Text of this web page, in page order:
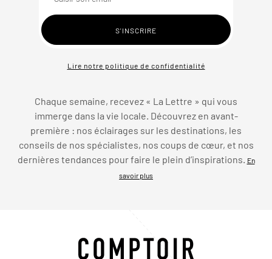
Lire notre politique de confidentialité
Chaque semaine, recevez « La Lettre » qui vous
immerge dans la vie locale. Découvrez en avant-
première : nos éclairages sur les destinations, les
conseils de nos spécialistes, nos coups de cœur, et nos
dernières tendances pour faire le plein d’inspirations. En
savoir plus